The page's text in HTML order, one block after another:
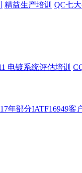
精益生产培训 QC七
电镀系统评估培训
年部分IATF16949客